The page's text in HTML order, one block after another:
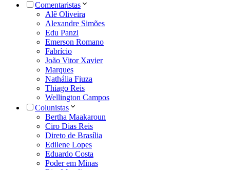
Comentaristas
Alê Oliveira
Alexandre Simões
Edu Panzi
Emerson Romano
Fabrício
João Vitor Xavier
Marques
Nathália Fiuza
Thiago Reis
Wellington Campos
Colunistas
Bertha Maakaroun
Ciro Dias Reis
Direto de Brasília
Edilene Lopes
Eduardo Costa
Poder em Minas